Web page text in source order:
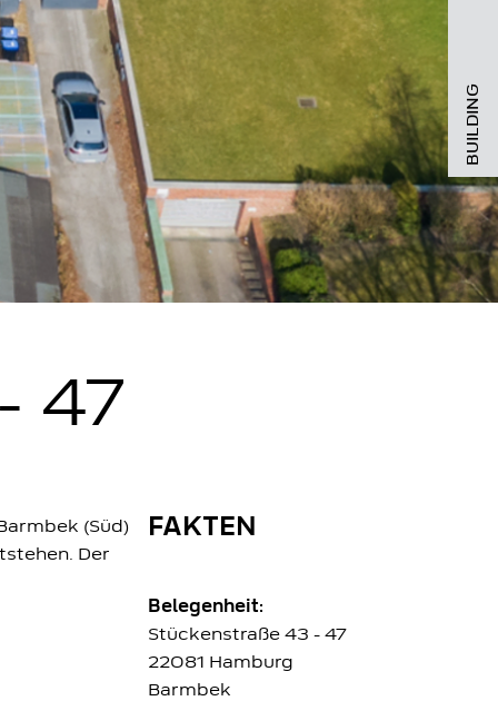
47
(Süd)
Der
FAKTEN
Belegenheit:
Stückenstraße 43 - 47
22081 Hamburg
Barmbek
BUILDING